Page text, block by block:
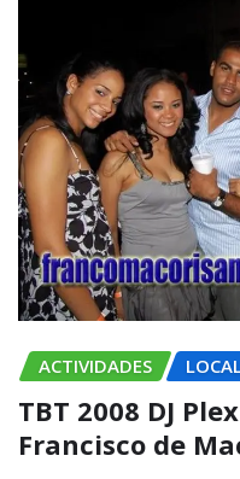
ACTIVIDADES
TBT 2008 DJ
Francisco de